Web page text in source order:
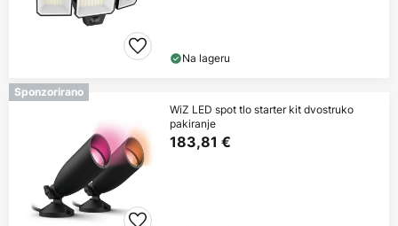
Na lageru
Sponzorirano
WiZ LED spot tlo starter kit dvostruko
pakiranje
183,81 €